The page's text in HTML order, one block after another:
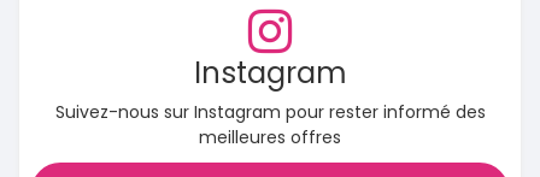
Instagram
Suivez-nous sur Instagram pour rester informé des
meilleures offres